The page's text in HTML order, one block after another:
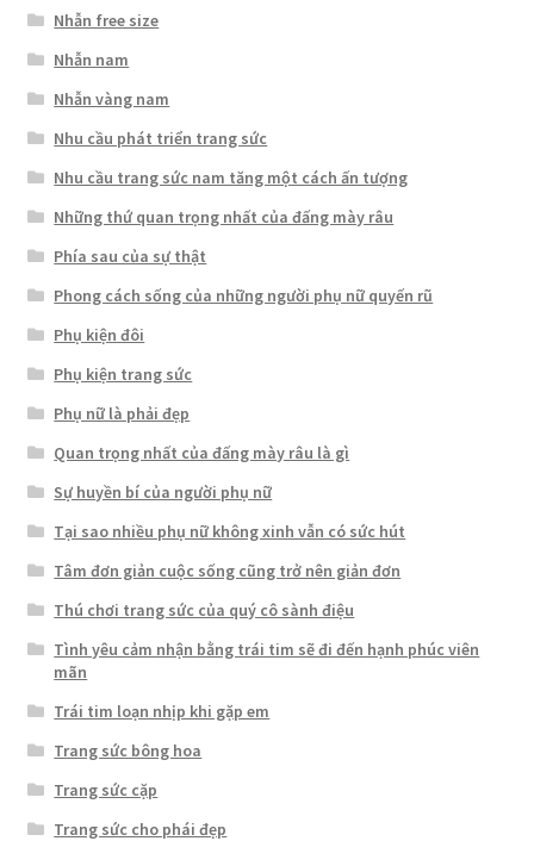
Nhẫn free size
Nhẫn nam
Nhẫn vàng nam
Nhu cầu phát triển trang sức
Nhu cầu trang sức nam tăng một cách ấn tượng
Những thứ quan trọng nhất của đấng mày râu
Phía sau của sự thật
Phong cách sống của những người phụ nữ quyến rũ
Phụ kiện đôi
Phụ kiện trang sức
Phụ nữ là phải đẹp
Quan trọng nhất của đấng mày râu là gì
Sự huyền bí của người phụ nữ
Tại sao nhiều phụ nữ không xinh vẫn có sức hút
Tâm đơn giản cuộc sống cũng trở nên giản đơn
Thú chơi trang sức của quý cô sành điệu
Tình yêu cảm nhận bằng trái tim sẽ đi đến hạnh phúc viên
mãn
Trái tim loạn nhịp khi gặp em
Trang sức bông hoa
Trang sức cặp
Trang sức cho phái đẹp